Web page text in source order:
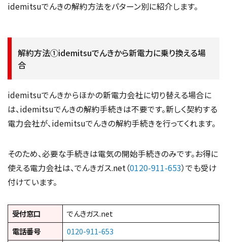
idemitsuでんきの解約方法をパターン別に紹介します。
解約方法①idemitsuでんきから新電力に乗り換える場
合
idemitsuでんきからほかの新電力会社に切り替える場合に
は、idemitsuでんきの解約手続きは不要です。新しく契約する
電力会社が、idemitsuでんきの解約手続きを行ってくれます。
そのため、必要な手続きは電気の開始手続きのみです。お得に
使える電力会社は、でんきガス.net（0120-911-653）でも受け
付けています。
受付窓口
でんきガス.net
電話番号
0120-911-653